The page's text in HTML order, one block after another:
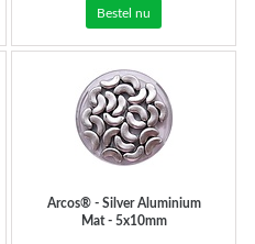
Bestel nu
Arcos® - Silver Aluminium
Mat - 5x10mm